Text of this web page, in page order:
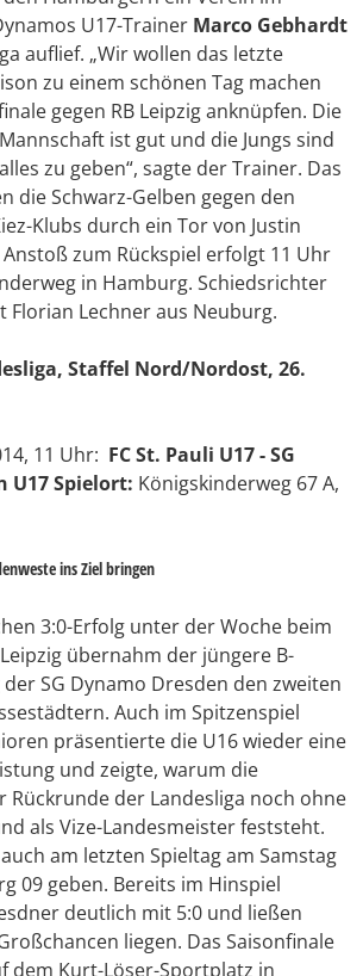
U17-Trainer Marco Gebhardt
auflief. „Wir wollen das letzte
zu einem schönen Tag machen
gegen RB Leipzig anknüpfen. Die
ist gut und die Jungs sind
zu geben“, sagte der Trainer. Das
die Schwarz-Gelben gegen den
Klubs durch ein Tor von Justin
zum Rückspiel erfolgt 11 Uhr
in Hamburg. Schiedsrichter
Florian Lechner aus Neuburg.
Staffel Nord/Nordost, 26.
11 Uhr: FC St. Pauli U17 - SG
U17Spielort: Königskinderweg 67 A,
ins Ziel bringen
3:0-Erfolg unter der Woche beim
übernahm der jüngere B-
SG Dynamo Dresden den zweiten
Auch im Spitzenspiel
präsentierte die U16 wieder eine
und zeigte, warum die
Rückrunde der Landesliga noch ohne
als Vize-Landesmeister feststeht.
am letzten Spieltag am Samstag
09 geben. Bereits im Hinspiel
deutlich mit 5:0 und ließen
liegen. Das Saisonfinale
dem Kurt-Löser-Sportplatz in